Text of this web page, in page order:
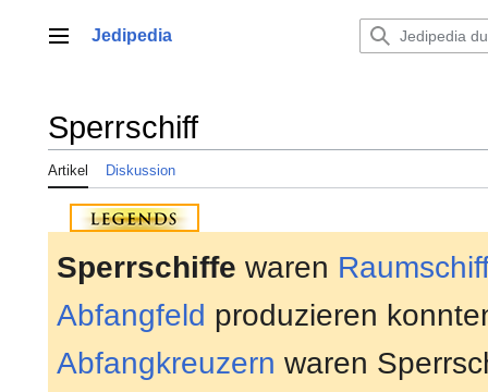
springenHauptmenü
Jedipedia
Sperrschiff
Artikel Diskussion
Sperrschiffe waren
Abfangfeld produzieren
Abfangkreuzern waren